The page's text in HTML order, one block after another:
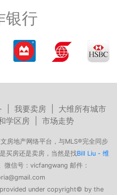
银行
我要卖房
大维所有城市
学区房 市场走势
房地产网络平台，与MLS®完全同步
买房还是卖房，当然是找Bill Liu - 维
微信号：vicfangwang 邮件：
under copyright© by the